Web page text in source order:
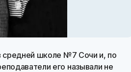
средней школе №7 Сочи и, по
его называли не